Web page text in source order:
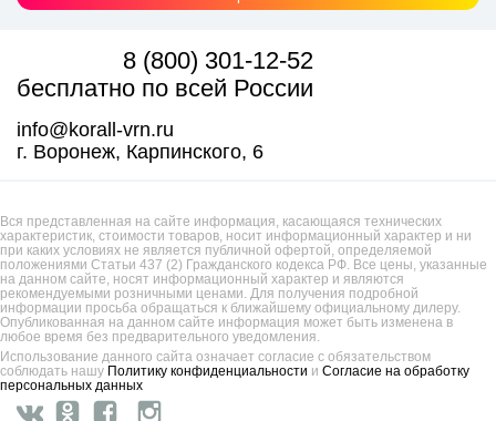
8 (800) 301-12-52
бесплатно по всей России
info@korall-vrn.ru
г. Воронеж, Карпинского, 6
Вся представленная на сайте информация, касающаяся технических
характеристик, стоимости товаров, носит информационный характер и ни
при каких условиях не является публичной офертой, определяемой
положениями Статьи 437 (2) Гражданского кодекса РФ. Все цены, указанные
на данном сайте, носят информационный характер и являются
рекомендуемыми розничными ценами. Для получения подробной
информации просьба обращаться к ближайшему официальному дилеру.
Опубликованная на данном сайте информация может быть изменена в
любое время без предварительного уведомления.
Использование данного сайта означает согласие с обязательством
соблюдать нашу Политику конфиденциальности и Согласие на обработку
персональных данных